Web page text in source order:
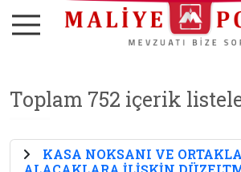
Toplam 752 içerik
KASA NOKSANI VE